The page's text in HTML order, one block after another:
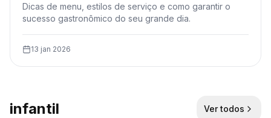
Dicas de menu, estilos de serviço e como garantir o
sucesso gastronômico do seu grande dia.
13 jan 2026
infantil Ver todos